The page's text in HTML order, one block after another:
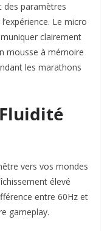
des paramètres
Le micro
clairement
mousse à mémoire
les marathons
vers vos mondes
élevé
entre 60Hz et
gameplay.​